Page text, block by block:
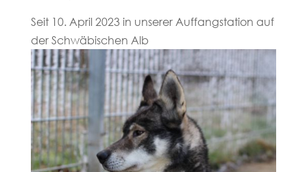
Seit 10. April 2023 in unserer Auffangstation auf
der Schwäbischen Alb